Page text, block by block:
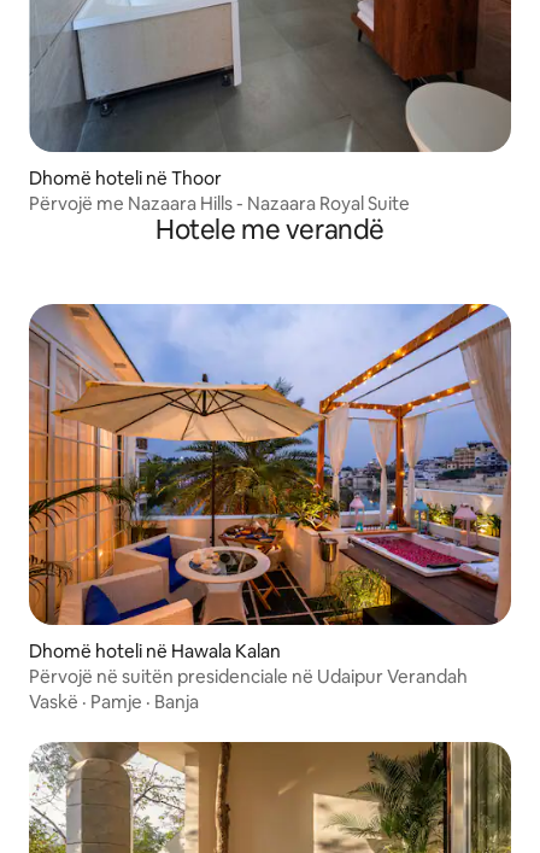
Dhomë hoteli në Thoor
Përvojë me Nazaara Hills - Nazaara Royal Suite
Hotele me verandë
Dhomë hoteli në Hawala Kalan
Përvojë në suitën presidenciale në Udaipur Verandah
Vaskë · Pamje · Banja